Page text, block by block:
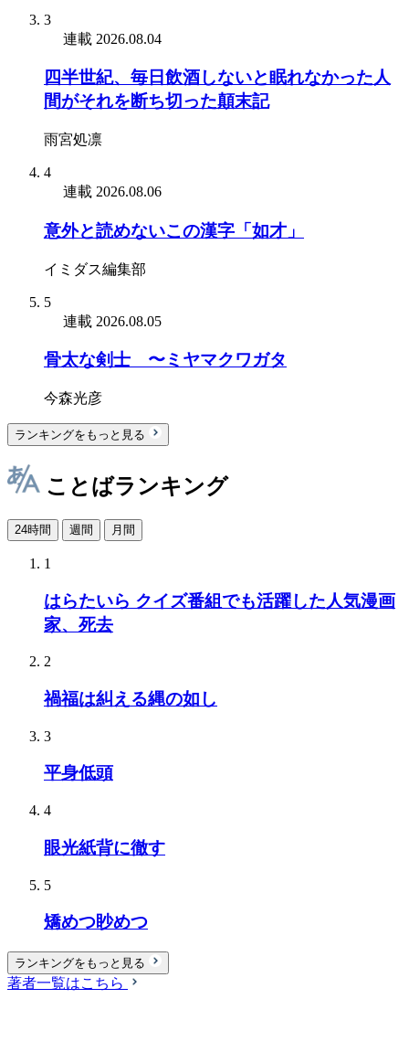
3
連載 2026.08.04
四半世紀、毎日飲酒しないと眠れなかった人
間がそれを断ち切った顛末記
雨宮処凛
4
連載 2026.08.06
意外と読めないこの漢字「如才」
イミダス編集部
5
連載 2026.08.05
骨太な剣士 〜ミヤマクワガタ
今森光彦
ランキングをもっと見る
ことばランキング
24時間 週間 月間
1
はらたいら クイズ番組でも活躍した人気漫画
家、死去
2
禍福は糾える縄の如し
3
平身低頭
4
眼光紙背に徹す
5
矯めつ眇めつ
ランキングをもっと見る
著者一覧はこちら